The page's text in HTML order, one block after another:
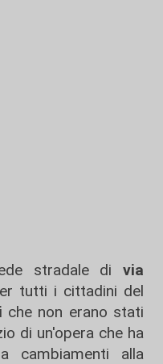
stradale di via
tutti i cittadini del
che non erano stati
di un'opera che ha
cambiamenti alla